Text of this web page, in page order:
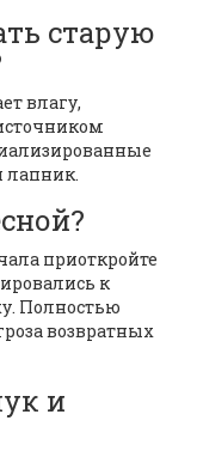
старую
влагу,
лапник.
приоткройте
к
Полностью
возвратных
и